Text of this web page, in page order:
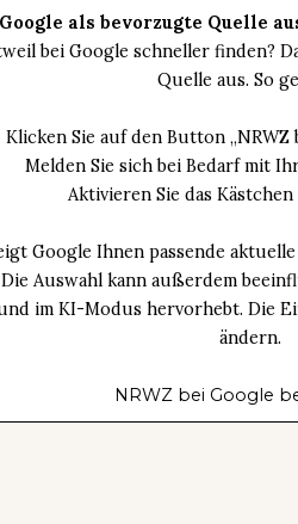
als bevorzugte Quelle
bei Google schneller finden?
Quelle aus. So
Klicken Sie auf den Button „NRWZ
Melden Sie sich bei Bedarf mit
Aktivieren Sie das Kästchen
Google Ihnen passende
Die Auswahl kann außerdem
im KI-Modus hervorhebt. Die
ändern.
NRWZ bei Google